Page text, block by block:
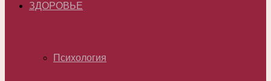
ЗДОРОВЬЕ
Психология